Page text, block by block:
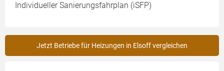
Individueller Sanierungsfahrplan (iSFP)
Jetzt Betriebe für Heizungen in Elsoff vergleichen